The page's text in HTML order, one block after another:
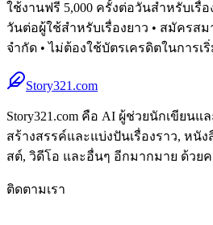
ใช้งานฟรี 5,000 ครั้งต่อวันสำหรับเรื่
วันต่อผู้ใช้สำหรับเรื่องยาว • สมัครส
จำกัด • ไม่ต้องใช้บัตรเครดิตในการเ
Story321.com
Story321.com คือ AI ผู้ช่วยนักเขียนแ
สร้างสรรค์และแบ่งปันเรื่องราว, หนั
สต์, วิดีโอ และอื่นๆ อีกมากมาย ด้วย
ติดตามเรา